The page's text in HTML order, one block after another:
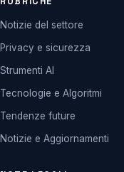
Notizie del settore
Privacy e sicurezza
Strumenti AI
Tecnologie e Algoritmi
Tendenze future
Notizie e Aggiornamenti